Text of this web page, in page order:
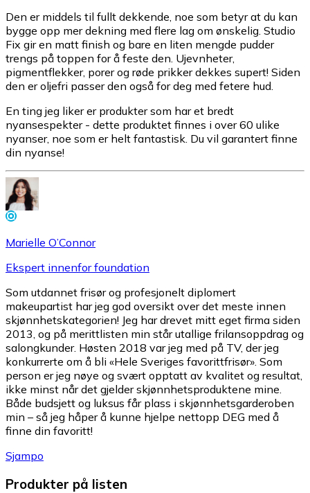
Den er middels til fullt dekkende, noe som betyr at du kan
bygge opp mer dekning med flere lag om ønskelig. Studio
Fix gir en matt finish og bare en liten mengde pudder
trengs på toppen for å feste den. Ujevnheter,
pigmentflekker, porer og røde prikker dekkes supert! Siden
den er oljefri passer den også for deg med fetere hud.
En ting jeg liker er produkter som har et bredt
nyansespekter - dette produktet finnes i over 60 ulike
nyanser, noe som er helt fantastisk. Du vil garantert finne
din nyanse!
Marielle O’Connor
Ekspert innenfor foundation
Som utdannet frisør og profesjonelt diplomert
makeupartist har jeg god oversikt over det meste innen
skjønnhetskategorien! Jeg har drevet mitt eget firma siden
2013, og på merittlisten min står utallige frilansoppdrag og
salongkunder. Høsten 2018 var jeg med på TV, der jeg
konkurrerte om å bli «Hele Sveriges favorittfrisør». Som
person er jeg nøye og svært opptatt av kvalitet og resultat,
ikke minst når det gjelder skjønnhetsproduktene mine.
Både budsjett og luksus får plass i skjønnhetsgarderoben
min – så jeg håper å kunne hjelpe nettopp DEG med å
finne din favoritt!
Sjampo
Produkter på listen